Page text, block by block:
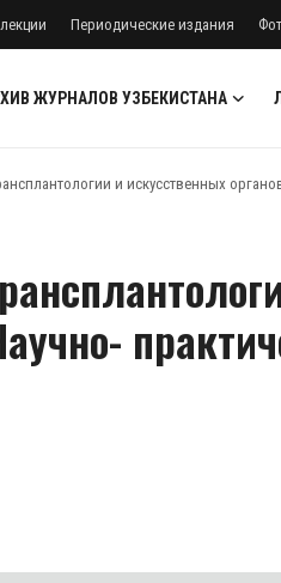
Периодические издания
ЖУРНАЛОВ УЗБЕКИСТАНА
и искусственных